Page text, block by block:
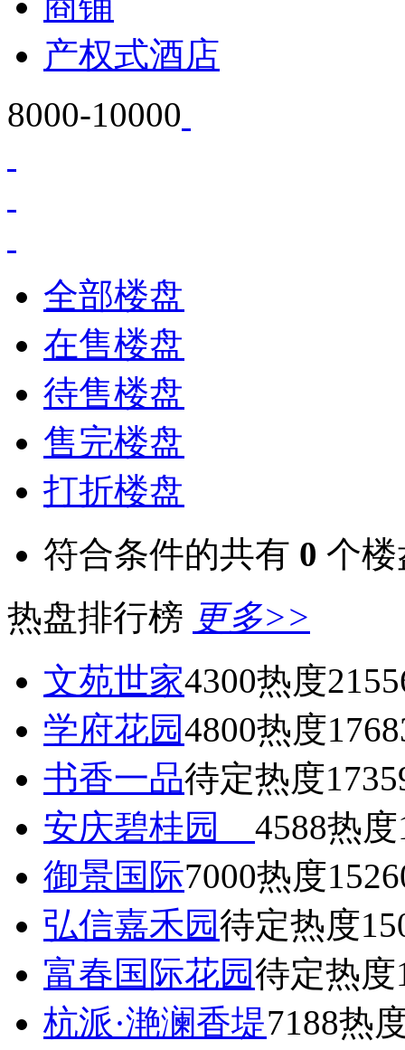
产权式酒店
8000-10000
全部楼盘
在售楼盘
待售楼盘
售完楼盘
打折楼盘
符合条件的共有 0 个楼
热盘排行榜 更多>>
文苑世家4300热度
学府花园4800热度
书香一品待定热度
安庆碧桂园 4588热度
御景国际7000热度
弘信嘉禾园待定热度
富春国际花园待定热度
杭派·滟澜香堤7188热